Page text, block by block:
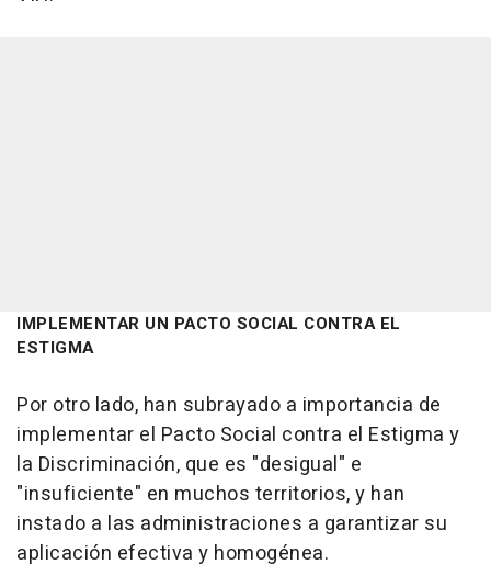
IMPLEMENTAR UN PACTO SOCIAL CONTRA EL
ESTIGMA
Por otro lado, han subrayado a importancia de
implementar el Pacto Social contra el Estigma y
la Discriminación, que es "desigual" e
"insuficiente" en muchos territorios, y han
instado a las administraciones a garantizar su
aplicación efectiva y homogénea.